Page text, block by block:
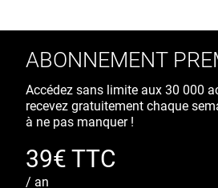
ABONNEMENT
Accédez sans limite aux 30 000
recevez gratuitement chaque
à ne pas manquer !
39€ TTC
/ an